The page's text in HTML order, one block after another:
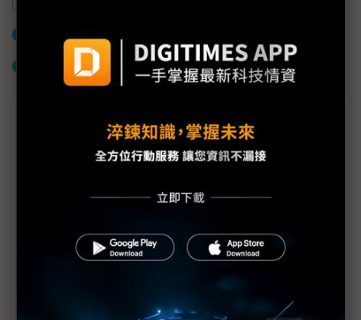
加入已選取到「關鍵字追蹤」
什麼是「關鍵字追蹤」
評析：大立光孤勇求極致、玉晶光產品廣布局 光學
美部件拼出「完美精度」
大立光手機鏡頭拉貨壓縮4Q迎非典型旺季 潛望鏡片